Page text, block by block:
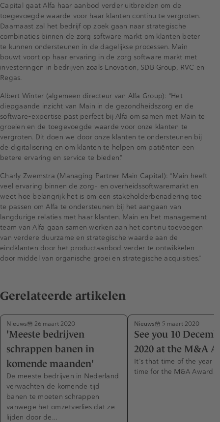
Capital gaat Alfa haar aanbod verder uitbreiden om de
toegevoegde waarde voor haar klanten continu te vergroten.
Daarnaast zal het bedrijf op zoek gaan naar strategische
combinaties binnen de zorg software markt om klanten beter
te kunnen ondersteunen in de dagelijkse processen. Main
bouwt voort op haar ervaring in de zorg software markt met
investeringen in bedrijven zoals Enovation, SDB Group, RVC en
Regas.
Albert Winter (algemeen directeur van Alfa Group): “Het
diepgaande inzicht van Main in de gezondheidszorg en de
software-expertise past perfect bij Alfa om samen met Main te
groeien en de toegevoegde waarde voor onze klanten te
vergroten. Dit doen we door onze klanten te ondersteunen bij
de digitalisering en om klanten te helpen om patiënten een
betere ervaring en service te bieden.”
Charly Zwemstra (Managing Partner Main Capital): “Main heeft
veel ervaring binnen de zorg- en overheidssoftwaremarkt en
weet hoe belangrijk het is om een stakeholderbenadering toe
te passen om Alfa te ondersteunen bij het aangaan van
langdurige relaties met haar klanten. Main en het management
team van Alfa gaan samen werken aan het continu toevoegen
van verdere duurzame en strategische waarde aan de
eindklanten door het productaanbod verder te ontwikkelen
door middel van organische groei en strategische acquisities.”
Gerelateerde artikelen
Nieuws 26 maart 2020
'Meeste bedrijven
schrappen banen in
komende maanden'
De meeste bedrijven in Nederland
verwachten de komende tijd
banen te moeten schrappen
vanwege het omzetverlies dat ze
lijden door de…
Nieuws 5 maart 2020
See you 10
2020 at the M&A
It’s that time of the year
time for the M&A Awards!